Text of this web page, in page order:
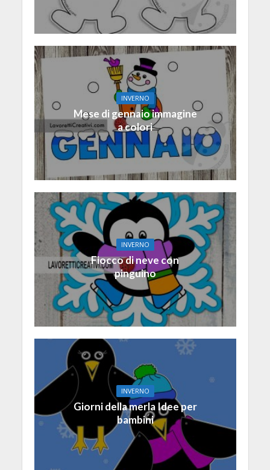
INVERNO
Mese di gennaio immagine
a colori
INVERNO
Fiocco di neve con
pinguino
INVERNO
Giorni della merla Idee per
bambini